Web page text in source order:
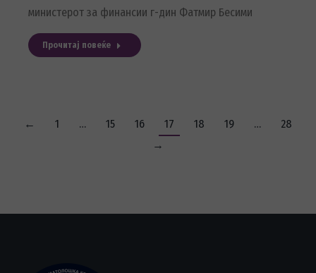
министерот за финансии г-дин Фатмир Бесими
Прочитај повеќе
← 1 … 15 16 17 18 19 …
28
→